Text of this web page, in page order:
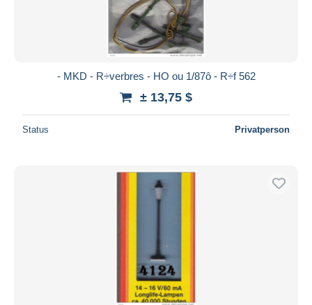
- MKD - R÷verbres - HO ou 1/87ô - R÷f 562
± 13,75 $
Status Privatperson